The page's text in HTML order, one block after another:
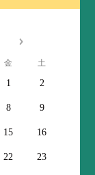
金 土
1 2
8 9
15 16
22 23